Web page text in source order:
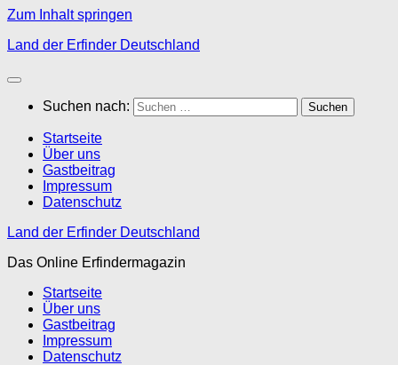
Zum Inhalt springen
Land der Erfinder Deutschland
Suchen nach:
Startseite
Über uns
Gastbeitrag
Impressum
Datenschutz
Land der Erfinder Deutschland
Das Online Erfindermagazin
Startseite
Über uns
Gastbeitrag
Impressum
Datenschutz